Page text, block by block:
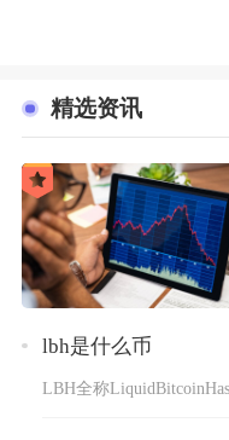
精选资讯
lbh是什么币
LBH全称